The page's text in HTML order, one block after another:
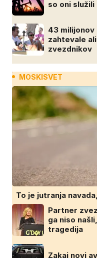
so oni
43 milijonov
zahtevale
zvezdnikov
MOSKISVET
To je jutranja
Partner
ga niso
tragedija
Zakaj novi